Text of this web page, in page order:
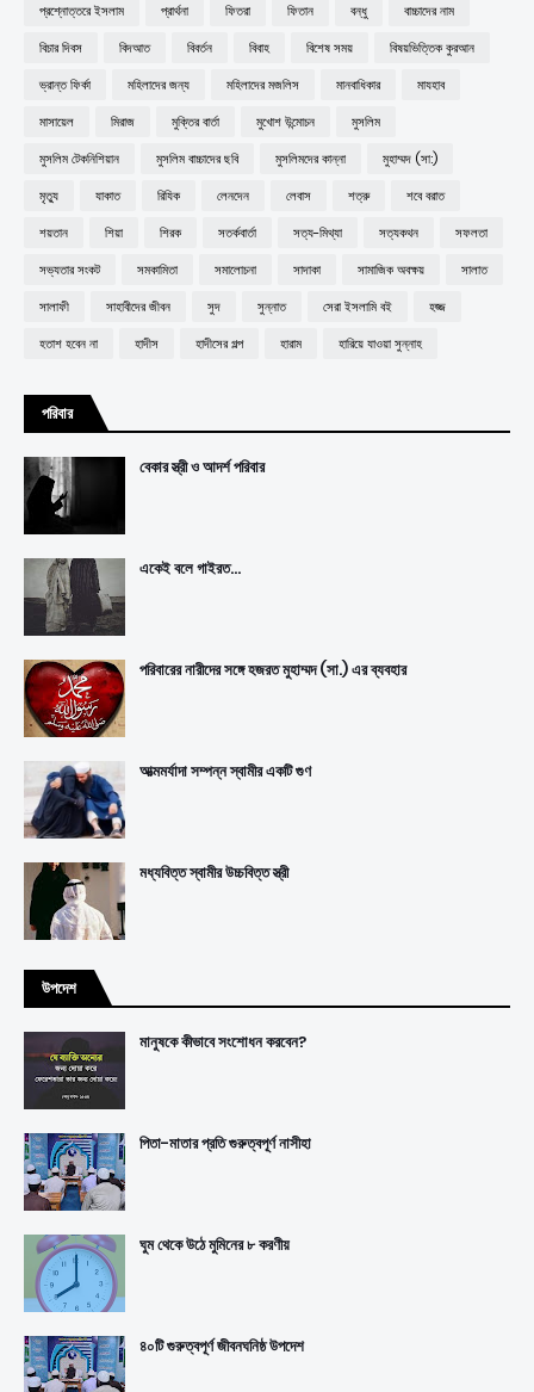
প্রশ্নোত্তরে ইসলাম
প্রার্থনা ফিতরা ফিতান বন্ধু
বাচ্চাদের নাম
বিচার দিবস
বিদআত বিবর্তন বিবাহ বিশেষ সময়
বিষয়ভিত্তিক কুরআন
ভ্রান্ত ফির্কা
মহিলাদের জন্য মহিলাদের মজলিস মানবাধিকার
মাযহাব
মাসায়েল
মিরাজ মুক্তির বার্তা মুখোশ উন্মোচন
মুসলিম
মুসলিম টেকনিশিয়ান
মুসলিম বাচ্চাদের ছবি মুসলিমদের কান্না
মুহাম্মদ (সা:)
মৃত্যু
যাকাত রিযিক লেনদেন লেবাস শত্রু
শবে বরাত
শয়তান
শিয়া শিরক সতর্কবার্তা সত্য-মিথ্যা সত্যকথন
সফলতা
সভ্যতার সংকট
সমকামিতা সমালোচনা সাদাকা সামাজিক অবক্ষয়
সালাত
সালাফী
সাহাবীদের জীবন সুদ সুন্নাত সেরা ইসলামি বই
হজ্জ
হতাশ হবেন না
হাদীস হাদীসের গল্প হারাম হারিয়ে যাওয়া সুন্নাহ
পরিবার
বেকার স্ত্রী ও আদর্শ পরিবার
একেই বলে গাইরত...
পরিবারের নারীদের সঙ্গে হজরত মুহাম্মদ (সা.) এর ব্যবহার
আত্মমর্যাদা সম্পন্ন স্বামীর একটি গুণ
মধ্যবিত্ত স্বামীর উচ্চবিত্ত স্ত্রী
উপদেশ
মানুষকে কীভাবে সংশোধন করবেন?
পিতা-মাতার প্রতি গুরুত্বপূর্ণ নাসীহা
ঘুম থেকে উঠে মুমিনের ৮ করণীয়
৪০টি গুরুত্বপূর্ণ জীবনঘনিষ্ঠ উপদেশ